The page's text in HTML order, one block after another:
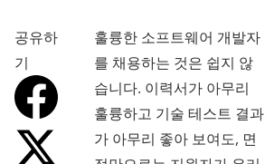
공유하
기
훌륭한 소프트웨어 개발자
를 채용하는 것은 쉽지 않
습니다. 이력서가 아무리
훌륭하고 기술 테스트 결과
가 아무리 좋아 보여도, 면